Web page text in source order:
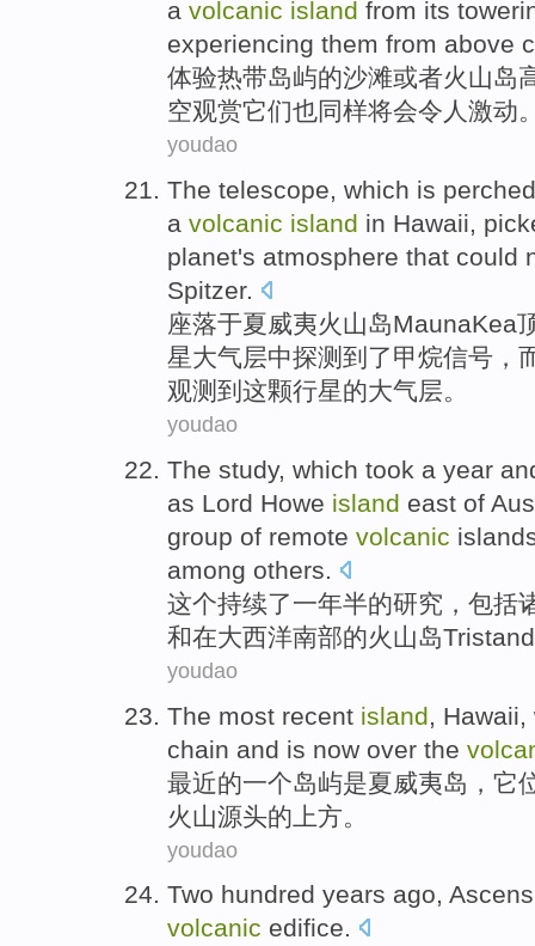
a volcanic island from its
experiencing them from above
体验热带岛屿的沙滩或者火山岛
空观赏它们也同样将会令人激动
youdao
The telescope, which is perched
a volcanic island in Hawaii,
planet's atmosphere that could
Spitzer.
座落于夏威夷火山岛MaunaKea
星大气层中探测 到了甲烷信号 ，
观测到 这颗行星的大气层。
youdao
The study, which took a year
as Lord Howe island east of
group of remote volcanic
among others.
这个持续了一年半的研究 ， 包括
和在大西洋南部的火山岛Tristan
youdao
The most recent island Hawaii
chain and is now over the
最近的一个岛屿是夏威夷岛，它
火山源头的上方。
youdao
Two hundred years ago,
volcanic edifice.